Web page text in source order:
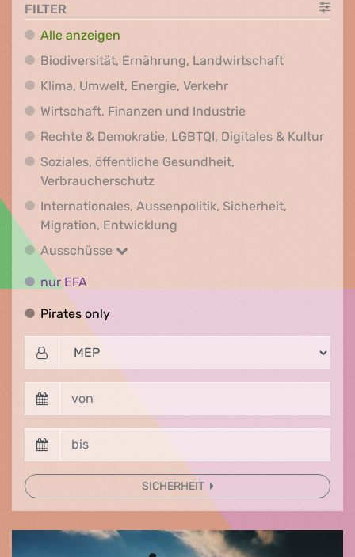
FILTER
Alle anzeigen
Biodiversität, Ernährung, Landwirtschaft
Klima, Umwelt, Energie, VerkehrKlima, Umwelt,
Wirtschaft, Finanzen und Industrie
Rechte & Demokratie, LGBTQI, Digitales & Kultur
Soziales, öffentliche Gesundheit,
VerbraucherschutzSoziales, öffentliche Gesundheit,
Internationales, Aussenpolitik, Sicherheit,
Migration, Entwicklung
Ausschüsse
Ausschüsse
nur EFA
Pirates onlyPirates only
SICHERHEIT